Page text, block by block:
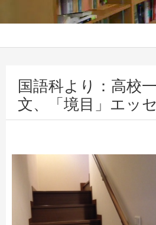
国語科より：高校
文、「境目」エッ